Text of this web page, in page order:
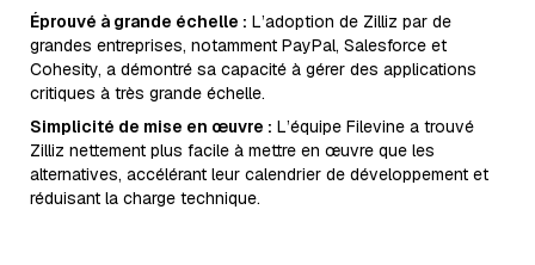
Éprouvé à grande échelle : L’adoption de Zilliz par de
grandes entreprises, notamment PayPal, Salesforce et
Cohesity, a démontré sa capacité à gérer des applications
critiques à très grande échelle.
Simplicité de mise en œuvre : L’équipe Filevine a trouvé
Zilliz nettement plus facile à mettre en œuvre que les
alternatives, accélérant leur calendrier de développement et
réduisant la charge technique.